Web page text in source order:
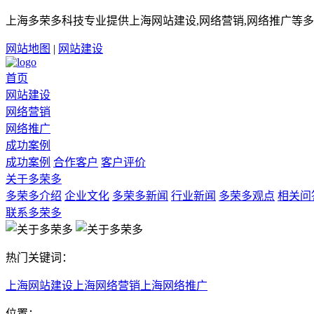
上海多荣多科技专业提供上海网站建设,网络营销,网络推广等
网站地图 | 网站建设
首页
网站建设
网络营销
网络推广
成功案例
成功案例 合作客户 客户评价
关于多荣多
多荣多介绍 企业文化 多荣多新闻 行业新闻 多荣多观点 相关问
联系多荣多
热门关键词：
上海网站建设 上海网络营销 上海网络推广